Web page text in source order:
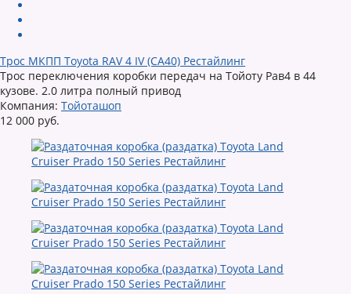
Трос МКПП Toyota RAV 4 IV (CA40) Рестайлинг
Трос переключения коробки передач на Тойоту Рав4 в 44
кузове. 2.0 литра полный привод
Компания: Тойоташоп
12 000 руб.